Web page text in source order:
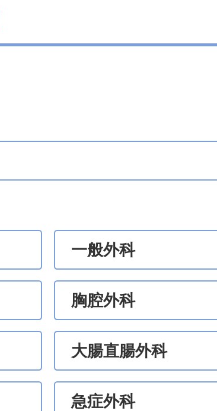
一般外科
胸腔外科
大腸直腸外科
急症外科